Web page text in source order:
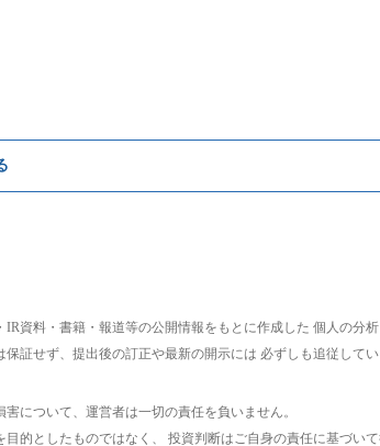
資料・書籍・報道等の公開情報をもとに作成した 個人の分
証せず、提出後の訂正や最新の開示には 必ずしも追従して
について、運営者は一切の責任を負いません。
的としたものではなく、 投資判断はご自身の責任に基づいて